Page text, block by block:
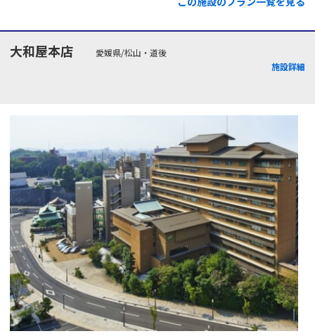
大和屋本店
愛媛県/松山・道後
施設詳細